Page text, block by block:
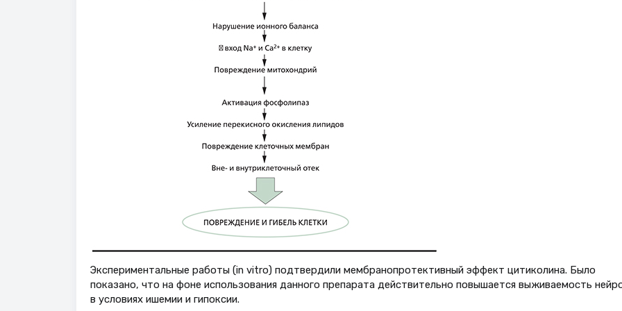
Экспериментальные работы (in vitro) подтвердили мембранопротективный эффект цитиколина. Было
показано, что на фоне использования данного препарата действительно повышается выживаемость
в условиях ишемии и гипоксии.